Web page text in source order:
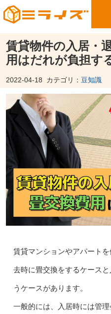
賃貸物件の入居・
用はだれが負担す
2022-04-18 カテゴリ： 豆知識
賃貸マンションやアパート
去時に畳交換をするケース
うケースがあります。
一般的には、入居時には管